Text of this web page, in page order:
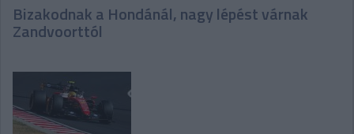
Bizakodnak a Hondánál, nagy lépést várnak
Zandvoorttól